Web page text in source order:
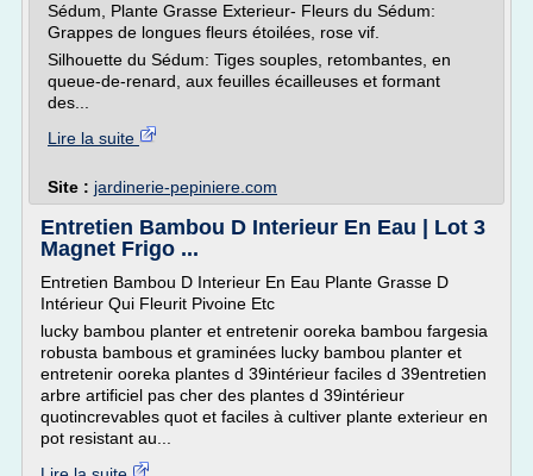
Sédum, Plante Grasse Exterieur- Fleurs du Sédum:
Grappes de longues fleurs étoilées, rose vif.
Silhouette du Sédum: Tiges souples, retombantes, en
queue-de-renard, aux feuilles écailleuses et formant
des...
Lire la suite
Site : jardinerie-pepiniere.com
Entretien Bambou D Interieur En Eau | Lot 3
Magnet Frigo ...
Entretien Bambou D Interieur En Eau Plante Grasse D
Intérieur Qui Fleurit Pivoine Etc
lucky bambou planter et entretenir ooreka bambou fargesia
robusta bambous et graminées lucky bambou planter et
entretenir ooreka plantes d 39intérieur faciles d 39entretien
arbre artificiel pas cher des plantes d 39intérieur
quotincrevables quot et faciles à cultiver plante exterieur en
pot resistant au...